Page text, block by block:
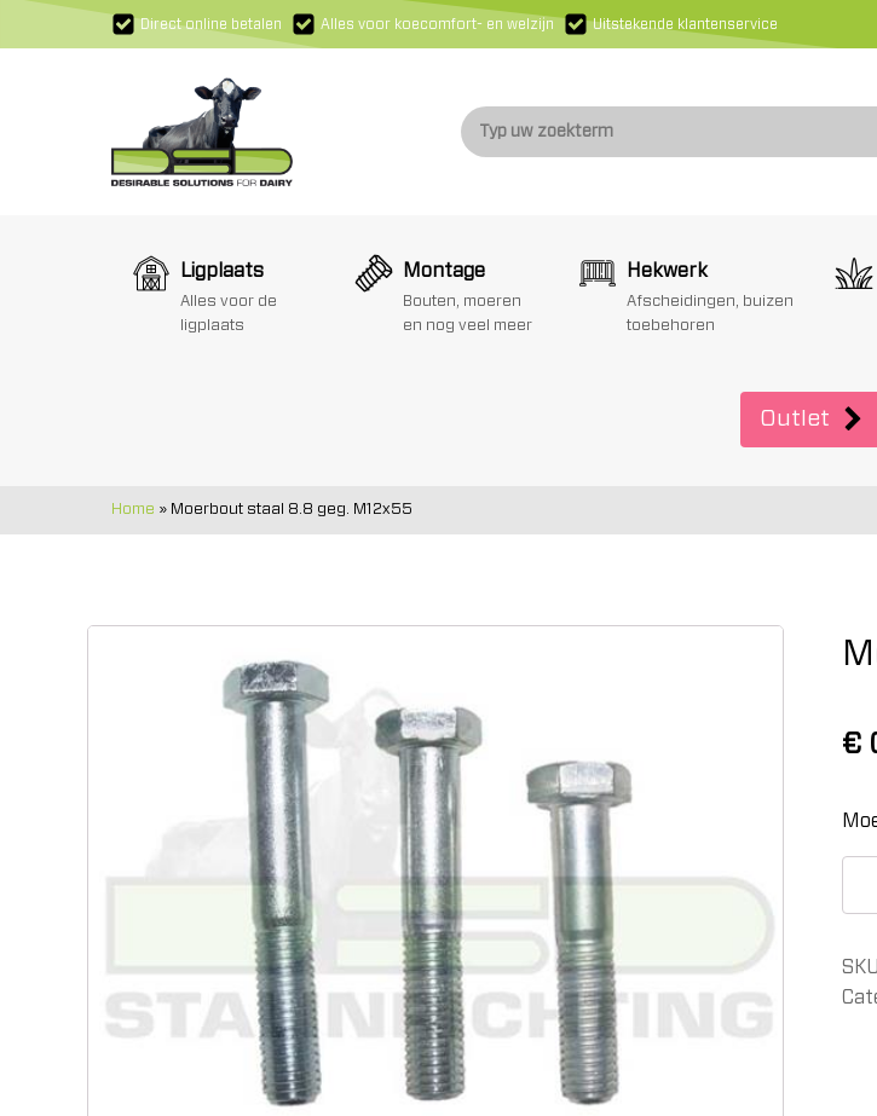
Direct online betalen Alles voor koecomfort- en welzijn Uitstekende klantenservice
Ligplaats
Alles voor de
ligplaats
Montage
Bouten, moeren
en nog veel meer
Hekwerk
Afscheidingen, buizen
toebehoren
Outlet
Home » Moerbout staal 8.8 geg. M12x55
€